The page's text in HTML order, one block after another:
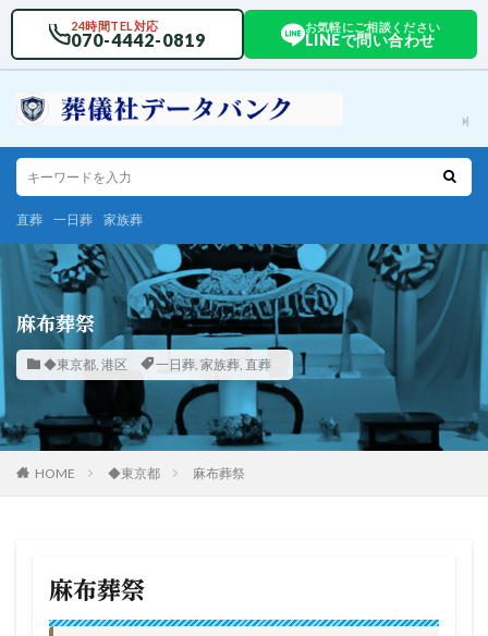
24時間TEL対応
070-4442-0819
お気軽にご相談ください
LINEで問い合わせ
直葬 一日葬 家族葬
麻布葬祭
◆東京都, 港区 一日葬, 家族葬, 直葬
HOME ◆東京都 麻布葬祭
麻布葬祭